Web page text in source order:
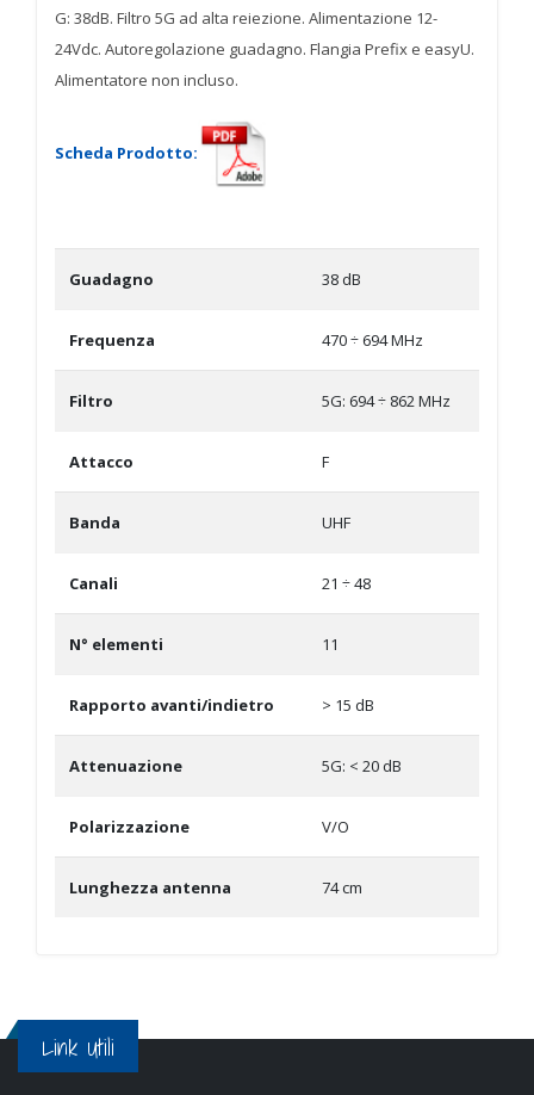
G: 38dB. Filtro 5G ad alta reiezione. Alimentazione 12-
24Vdc. Autoregolazione guadagno. Flangia Prefix e easyU.
Alimentatore non incluso.
Scheda Prodotto:
Guadagno 38 dB
Frequenza 470 ÷ 694 MHz
Filtro 5G: 694 ÷ 862 MHz
Attacco F
Banda UHF
Canali 21 ÷ 48
N° elementi 11
Rapporto avanti/indietro > 15 dB
Attenuazione 5G: < 20 dB
Polarizzazione V/O
Lunghezza antenna 74 cm
Link Utili